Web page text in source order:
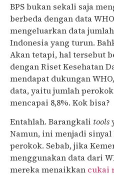
BPS bukan sekali saja
berbeda dengan data
mengeluarkan data
Indonesia yang turun.
Akan tetapi, hal tersebut
dengan Riset Kesehatan
mendapat dukungan
data, yaitu jumlah
mencapai 8,8%. Kok bisa?
Entahlah. Barangkali tools
Namun, ini menjadi
perokok. Sebab, jika
menggunakan data dari
mereka menaikkan cukai